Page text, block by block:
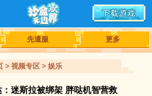
先遣服 更多
> 视频专区> 娱乐
迷斯拉被绑架 胖哒机智营救